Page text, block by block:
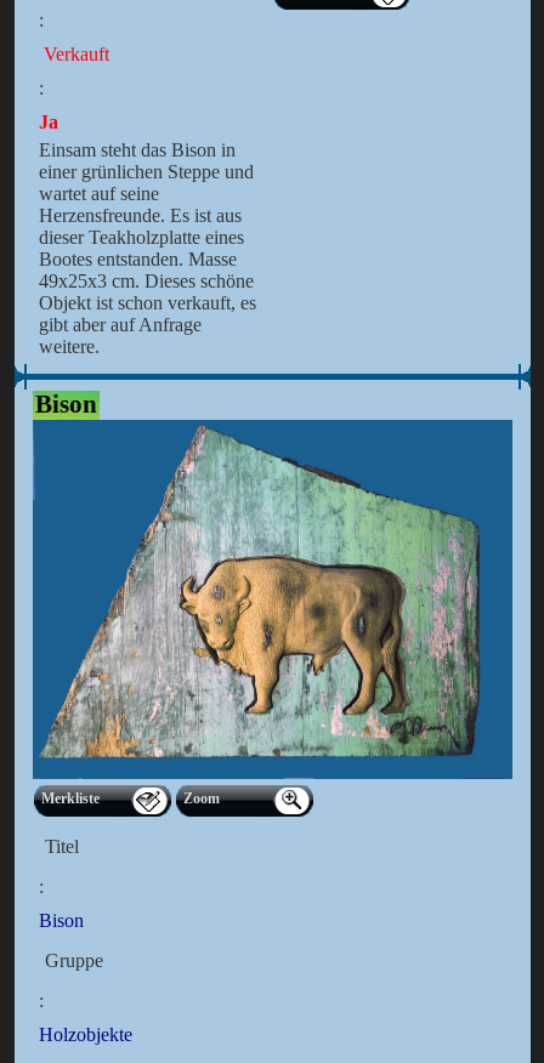
:
Verkauft
:
Ja
Einsam steht das Bison in
einer grünlichen Steppe und
wartet auf seine
Herzensfreunde. Es ist aus
dieser Teakholzplatte eines
Bootes entstanden. Masse
49x25x3 cm. Dieses schöne
Objekt ist schon verkauft, es
gibt aber auf Anfrage
weitere.
Bison
Merkliste Zoom
Titel
:
Bison
Gruppe
:
Holzobjekte